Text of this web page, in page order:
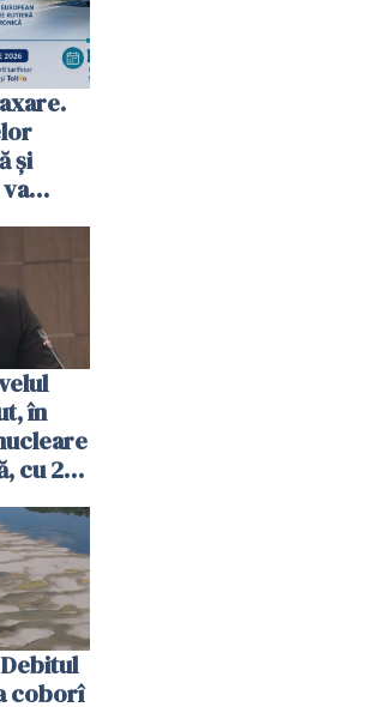
şi
în
cu 2
coborî